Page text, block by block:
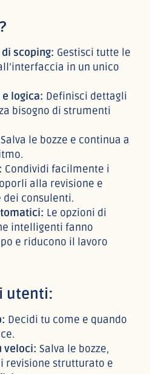
scoping: Gestisci tutte le
in un unico
logica: Definisci dettagli
bisogno di strumenti
Salva le bozze e continua a
Condividi facilmente i
alla revisione e
dei consulenti.
Le opzioni di
intelligenti fanno
e riducono il lavoro
utenti:
Decidi tu come e quando
veloci: Salva le bozze,
revisione strutturato e